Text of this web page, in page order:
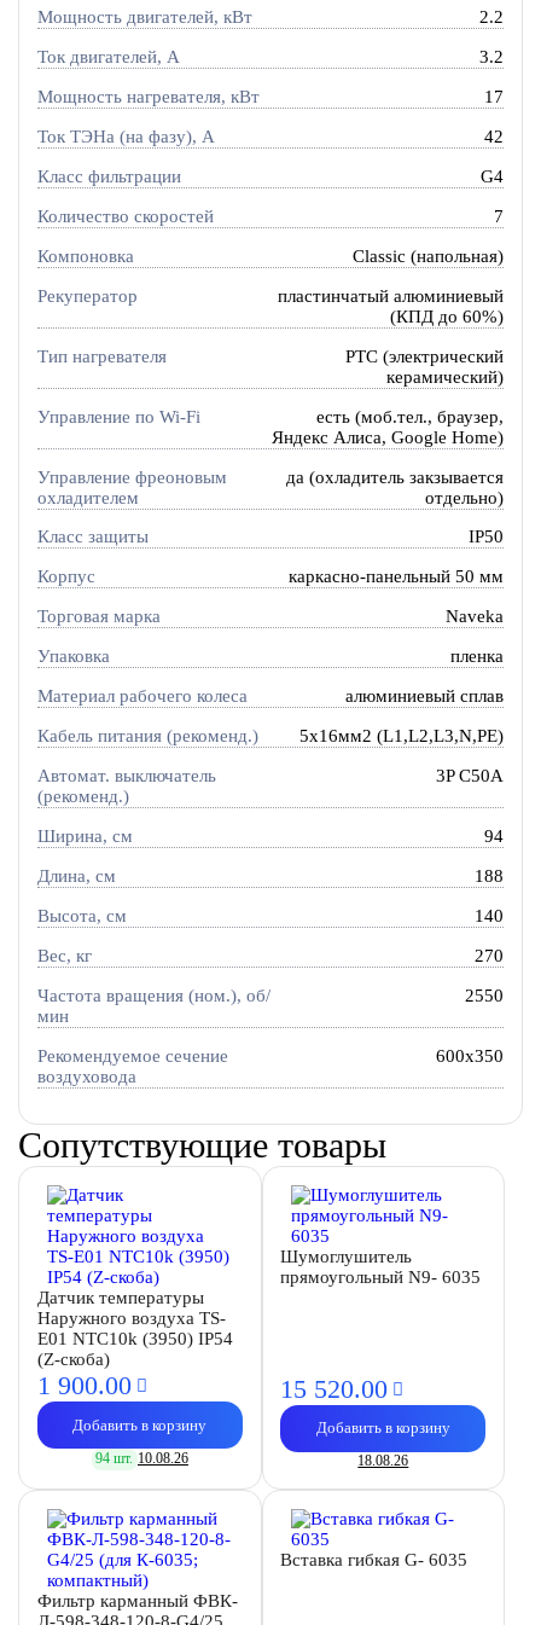
Мощность двигателей, кВт 2.2
Ток двигателей, А 3.2
Мощность нагревателя, кВт 17
Ток ТЭНа (на фазу), А 42
Класс фильтрации G4
Количество скоростей 7
Компоновка Classic (напольная)
Рекуператор
пластинчатый алюминиевый
(КПД до 60%)
Тип нагревателя
PTC (электрический
керамический)
Управление по Wi-Fi
есть (моб.тел., браузер,
Яндекс Алиса, Google Home)
Управление фреоновым
охладителем
да (охладитель закзывается
отдельно)
Класс защиты IP50
Корпус каркасно-панельный 50 мм
Торговая марка Naveka
Упаковка пленка
Материал рабочего колеса алюминиевый сплав
Кабель питания (рекоменд.) 5х16мм2 (L1,L2,L3,N,PE)
Автомат. выключатель
(рекоменд.)
3P C50A
Ширина, см 94
Длина, см 188
Высота, см 140
Вес, кг 270
Частота вращения (ном.), об/
мин
2550
Рекомендуемое сечение
воздуховода
600x350
Сопутствующие товары
Датчик температуры
Наружного воздуха TS-
E01 NTC10k (3950) IP54
(Z-скоба)
1 900.00
Добавить в корзину
94 шт. 10.08.26
Шумоглушитель
прямоугольный N9- 6035
15 520.00
Добавить в корзину
18.08.26
Фильтр карманный ФВК-
Л-598-348-120-8-G4/25
Вставка гибкая G- 6035